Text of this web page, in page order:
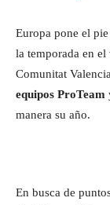
Europa pone el
la temporada en
Comunitat
equipos ProTeam
manera su año.
En busca de